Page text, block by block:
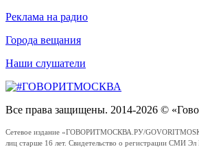
Реклама на радио
Города вещания
Наши слушатели
Все права защищены. 2014-2026 ©
Сетевое издание «ГОВОРИТМОСКВА.РУ/
лиц старше 16 лет. Свидетельство о регистрации СМИ